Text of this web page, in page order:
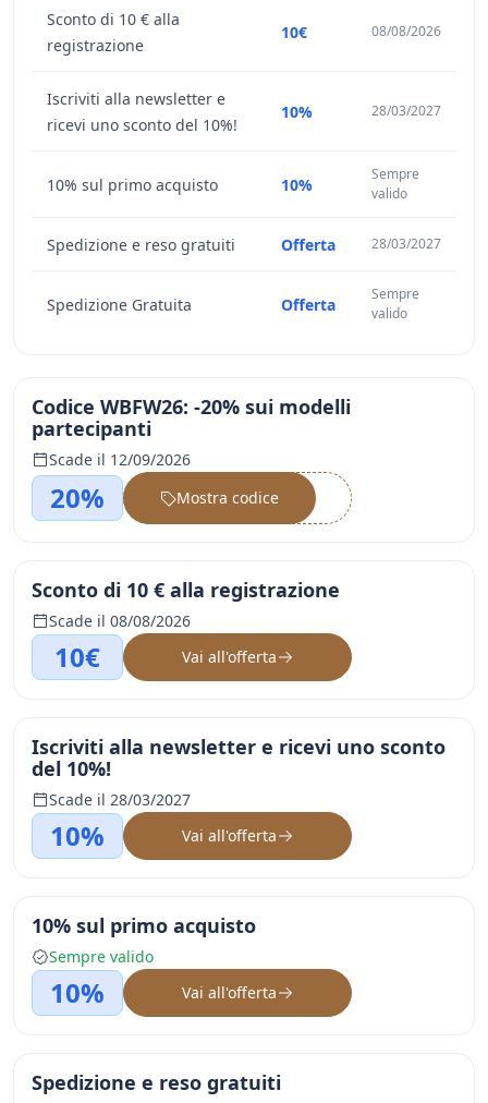
Sconto di 10 € alla
registrazione
10€ 08/08/2026
Iscriviti alla newsletter e
ricevi uno sconto del 10%!
10% 28/03/2027
10% sul primo acquisto 10%
Sempre
valido
Spedizione e reso gratuiti Offerta 28/03/2027
Spedizione Gratuita Offerta
Sempre
valido
Codice WBFW26: -20% sui modelli
partecipanti
Scade il 12/09/2026
20% ••••••
Mostra codice
Sconto di 10 € alla registrazione
Scade il 08/08/2026
10€ Vai all'offerta
Iscriviti alla newsletter e ricevi uno sconto
del 10%!
Scade il 28/03/2027
10% Vai all'offerta
10% sul primo acquisto
Sempre valido
10% Vai all'offerta
Spedizione e reso gratuiti